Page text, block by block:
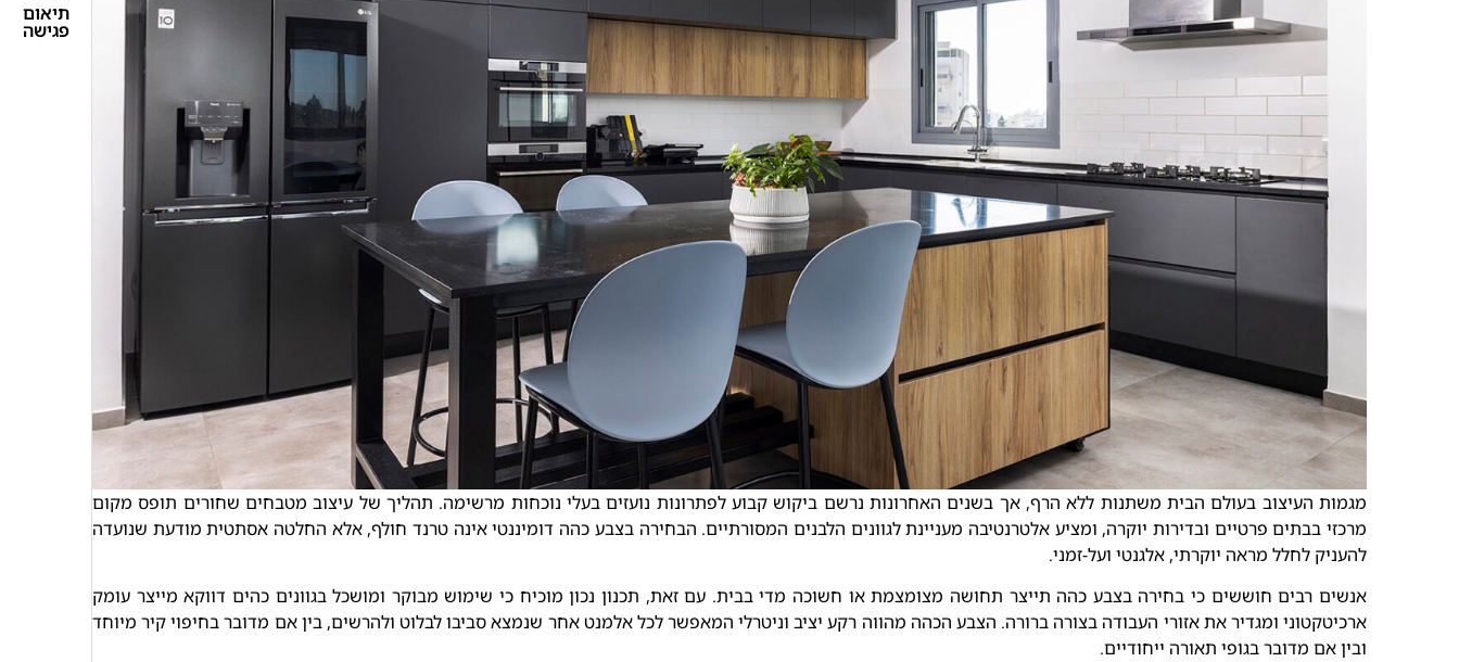
תיאום
פגישה
מגמות העיצוב בעולם הבית משתנות ללא הרף, אך בשנים האחרונות נרשם ביקוש קבוע לפתרונות נועזים בעלי נוכחות מרשימה. תהליך של עיצוב מטבחים שחורים תופס מקום
מרכזי בבתים פרטיים ובדירות יוקרה, ומציע אלטרנטיבה מעניינת לגוונים הלבנים המסורתיים. הבחירה בצבע כהה דומיננטי אינה טרנד חולף, אלא החלטה אסתטית מודעת שנועדה
להעניק לחלל מראה יוקרתי, אלגנטי ועל-זמני.
אנשים רבים חוששים כי בחירה בצבע כהה תייצר תחושה מצומצמת או חשוכה מדי בבית. עם זאת, תכנון נכון מוכיח כי שימוש מבוקר ומושכל בגוונים כהים דווקא מייצר עומק
ארכיטקטוני ומגדיר את אזורי העבודה בצורה ברורה. הצבע הכהה מהווה רקע יציב וניטרלי המאפשר לכל אלמנט אחר שנמצא סביבו לבלוט ולהרשים, בין אם מדובר בחיפוי קיר מיוחד
ובין אם מדובר בגופי תאורה ייחודיים.